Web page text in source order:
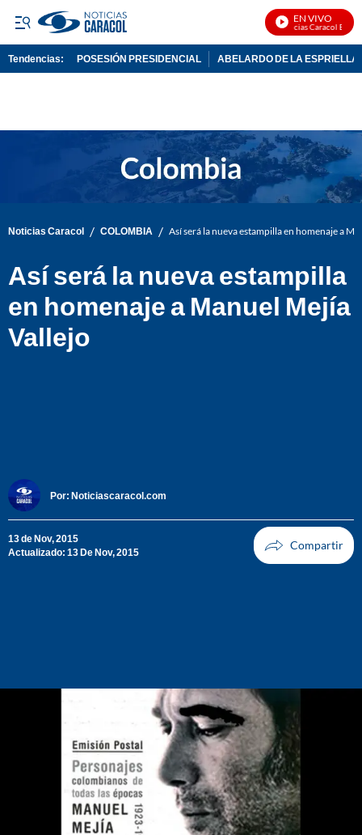
EN VIVO
Noticias Caracol En
Tendencias: POSESIÓN PRESIDENCIAL ABELARDO DE LA ESPRIELLA
Noticias Caracol / COLOMBIA / Así será la nueva estampilla en homenaje a
Así será la nueva estampilla
en homenaje a Manuel Mejía
Vallejo
Por: Noticiascaracol.com
13 de Nov, 2015
Actualizado: 13 De Nov, 2015